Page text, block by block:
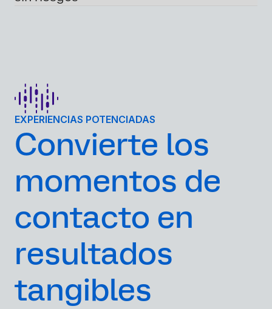
EXPERIENCIAS POTENCIADAS
Convierte los
momentos de
contacto en
resultados
tangibles